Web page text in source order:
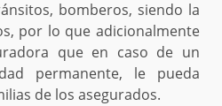
bomberos, siendo la
por lo que adicionalmente
que en caso de un
permanente, le pueda
de los asegurados.